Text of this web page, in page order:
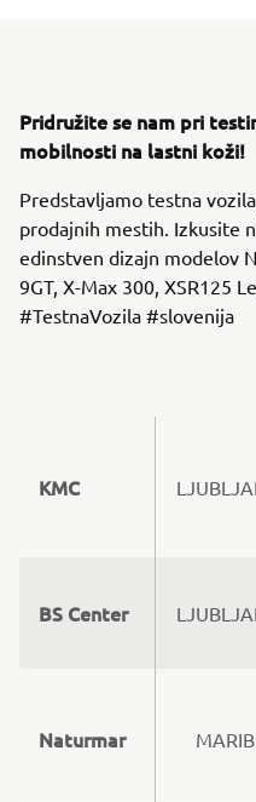
Pridružite se nam pri
mobilnosti na lastni koži!
Predstavljamo testna
prodajnih mestih. Izkusite
edinstven dizajn modelov
9GT, X-Max 300, XSR125
#TestnaVozila #slovenija
KMC
BS Center
Naturmar